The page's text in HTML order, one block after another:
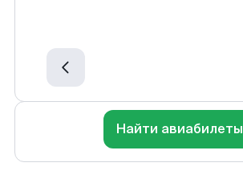
Найти авиабилеты